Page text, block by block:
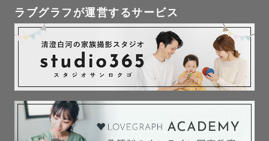
ラブグラフが運営するサービス